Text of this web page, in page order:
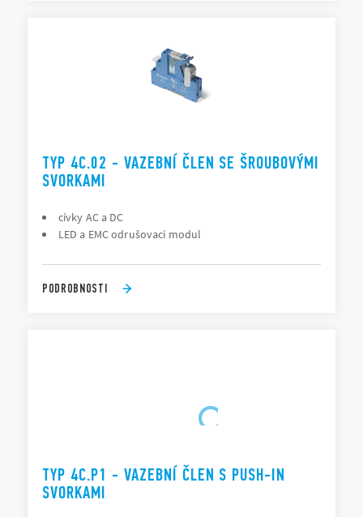
TYP 4C.02 - VAZEBNÍ ČLEN SE ŠROUBOVÝMI
SVORKAMI
cívky AC a DC
LED a EMC odrušovací modul
PODROBNOSTI
TYP 4C.P1 - VAZEBNÍ ČLEN S PUSH-IN
SVORKAMI